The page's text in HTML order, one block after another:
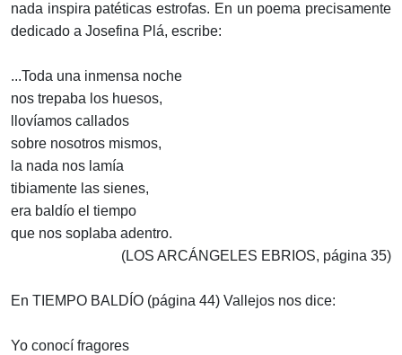
nada inspira patéticas estrofas. En un poema precisamente
dedicado a Josefina Plá, escribe:
...Toda una inmensa noche
nos trepaba los huesos,
llovíamos callados
sobre nosotros mismos,
la nada nos lamía
tibiamente las sienes,
era baldío el tiempo
que nos soplaba adentro.
(LOS ARCÁNGELES EBRIOS, página 35)
En TIEMPO BALDÍO (página 44) Vallejos nos dice:
Yo conocí fragores